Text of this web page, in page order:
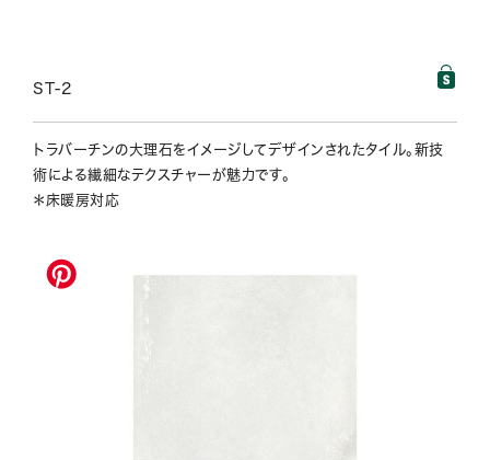
ST-2
トラバーチンの大理石をイメージしてデザインされたタイル。新技
術による繊細なテクスチャーが魅力です。
＊床暖房対応